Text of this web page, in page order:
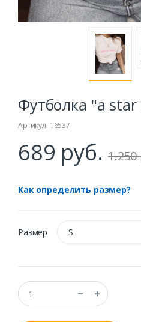
Футболка "a star
Артикул: 16537
689 руб. 1.250
Как определить размер?
Размер S